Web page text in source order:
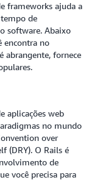
frameworks ajuda a
de
software. Abaixo
encontra no
abrangente, fornece
aplicações web
no mundo
over
(DRY). O Rails é
de
você precisa para